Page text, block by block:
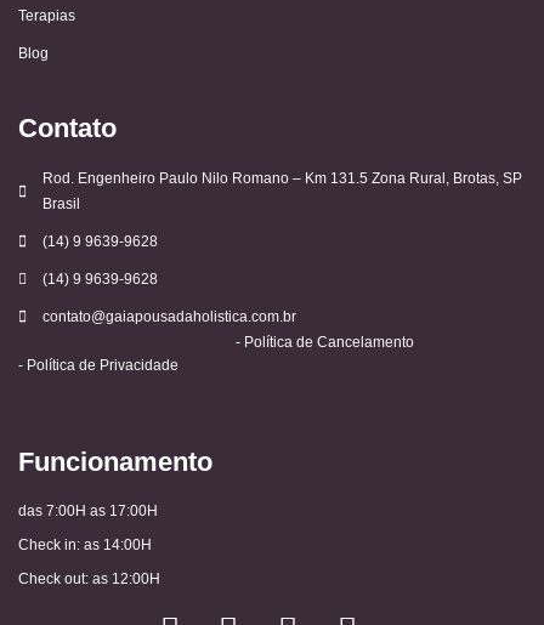
Terapias
Blog
Contato
Rod. Engenheiro Paulo Nilo Romano – Km 131.5 Zona Rural, Brotas, SP
Brasil
(14) 9 9639-9628
(14) 9 9639-9628
contato@gaiapousadaholistica.com.br
- Política de Privacidade
- Política de Cancelamento
Funcionamento
das 7:00H as 17:00H
Check in: as 14:00H
Check out: as 12:00H